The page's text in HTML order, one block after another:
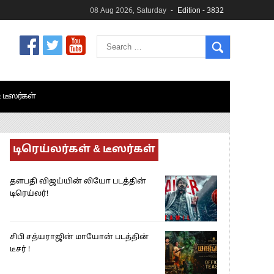
08 Aug 2026, Saturday Edition - 3832
டீஸர்கள்
டிரெய்லர்கள் & டீஸர்கள்
தளபதி விஜய்யின் லியோ படத்தின்
டிரெய்லர்!
சிபி சத்யராஜின் மாயோன் படத்தின்
டீசர் !